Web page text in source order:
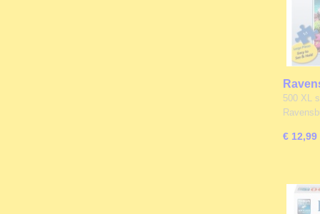
500 XL
€ 12,99